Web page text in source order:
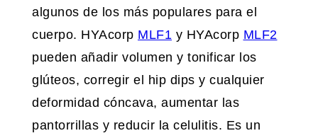
algunos de los más populares para el
cuerpo. HYAcorp MLF1 y HYAcorp MLF2
pueden añadir volumen y tonificar los
glúteos, corregir el hip dips y cualquier
deformidad cóncava, aumentar las
pantorrillas y reducir la celulitis. Es un